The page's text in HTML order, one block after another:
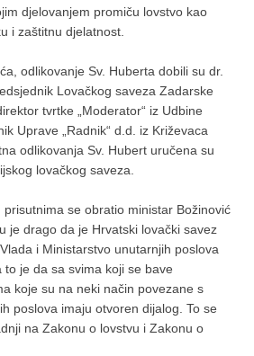
djelovanjem promiču lovstvo kao
i zaštitnu djelatnost.
odlikovanje Sv. Huberta dobili su dr.
Lovačkog saveza Zadarske
tvrtke „Moderator“ iz Udbine
Uprave „Radnik“ d.d. iz Križevaca
odlikovanja Sv. Hubert uručena su
lovačkog saveza.
prisutnima se obratio ministar Božinović
je drago da je Hrvatski lovački savez
i Ministarstvo unutarnjih poslova
je da sa svima koji se bave
koje su na neki način povezane s
poslova imaju otvoren dijalog. To se
na Zakonu o lovstvu i Zakonu o